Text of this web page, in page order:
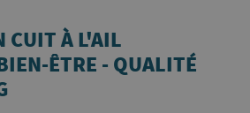
CUIT À L'AIL
ÊTRE - QUALITÉ